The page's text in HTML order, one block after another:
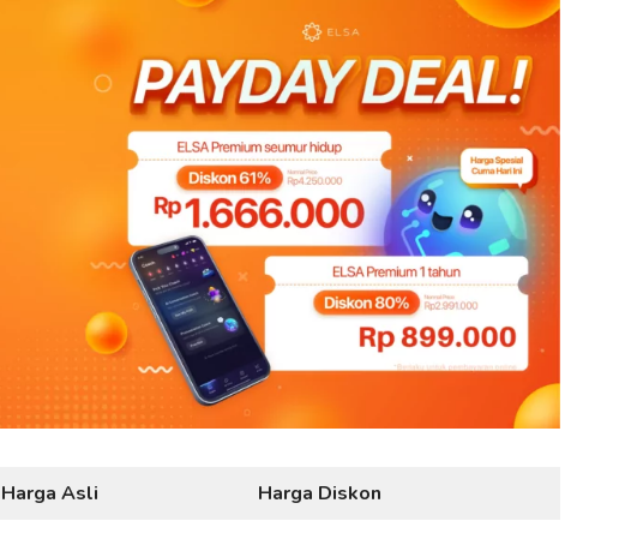
Harga Asli
Harga Diskon